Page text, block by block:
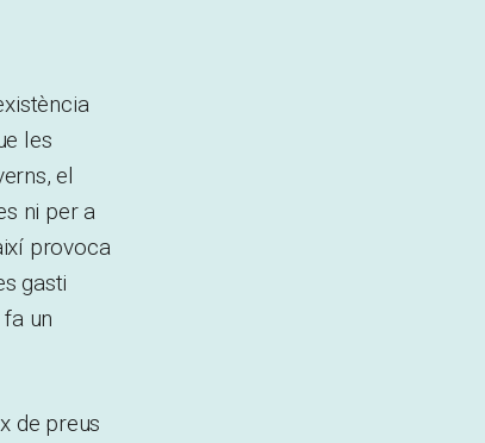
les
el
ni per a
provoca
gasti
un
de preus